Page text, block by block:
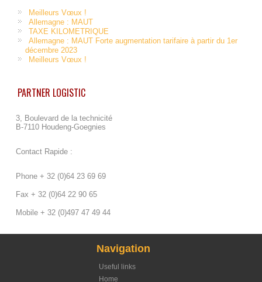
Meilleurs Vœux !
Allemagne : MAUT
TAXE KILOMETRIQUE
Allemagne : MAUT Forte augmentation tarifaire à partir du 1er
décembre 2023
Meilleurs Vœux !
PARTNER LOGISTIC
3, Boulevard de la technicité
B-7110 Houdeng-Goegnies
Contact Rapide :
Phone + 32 (0)64 23 69 69
Fax + 32 (0)64 22 90 65
Mobile + 32 (0)497 47 49 44
Navigation
Useful links
Home